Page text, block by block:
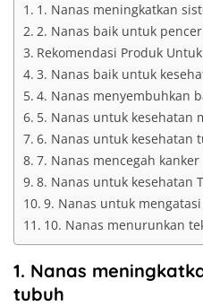
1. Nanas meningkatkan
2. Nanas baik untuk
Rekomendasi Produk
3. Nanas baik untuk
4. Nanas menyembuhkan
5. Nanas untuk kesehatan
6. Nanas untuk kesehatan
7. Nanas mencegah kanker
8. Nanas untuk kesehatan
9. Nanas untuk
10. Nanas menurunkan
1. Nanas
tubuh